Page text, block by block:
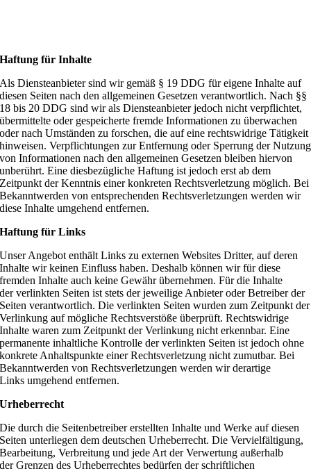
Haftung für Inhalte
Als Diensteanbieter sind wir gemäß § 19 DDG für eigene Inhalte auf
diesen Seiten nach den allgemeinen Gesetzen verantwortlich. Nach §§
18 bis 20 DDG sind wir als Diensteanbieter jedoch nicht verpflichtet,
übermittelte oder gespeicherte fremde Informationen zu überwachen
oder nach Umständen zu forschen, die auf eine rechtswidrige Tätigkeit
hinweisen. Verpflichtungen zur Entfernung oder Sperrung der Nutzung
von Informationen nach den allgemeinen Gesetzen bleiben hiervon
unberührt. Eine diesbezügliche Haftung ist jedoch erst ab dem
Zeitpunkt der Kenntnis einer konkreten Rechtsverletzung möglich. Bei
Bekanntwerden von entsprechenden Rechtsverletzungen werden wir
diese Inhalte umgehend entfernen.
Haftung für Links
Unser Angebot enthält Links zu externen Websites Dritter, auf deren
Inhalte wir keinen Einfluss haben. Deshalb können wir für diese
fremden Inhalte auch keine Gewähr übernehmen. Für die Inhalte
der verlinkten Seiten ist stets der jeweilige Anbieter oder Betreiber der
Seiten verantwortlich. Die verlinkten Seiten wurden zum Zeitpunkt der
Verlinkung auf mögliche Rechtsverstöße überprüft. Rechtswidrige
Inhalte waren zum Zeitpunkt der Verlinkung nicht erkennbar. Eine
permanente inhaltliche Kontrolle der verlinkten Seiten ist jedoch ohne
konkrete Anhaltspunkte einer Rechtsverletzung nicht zumutbar. Bei
Bekanntwerden von Rechtsverletzungen werden wir derartige
Links umgehend entfernen.
Urheberrecht
Die durch die Seitenbetreiber erstellten Inhalte und Werke auf diesen
Seiten unterliegen dem deutschen Urheberrecht. Die Vervielfältigung,
Bearbeitung, Verbreitung und jede Art der Verwertung außerhalb
der Grenzen des Urheberrechtes bedürfen der schriftlichen